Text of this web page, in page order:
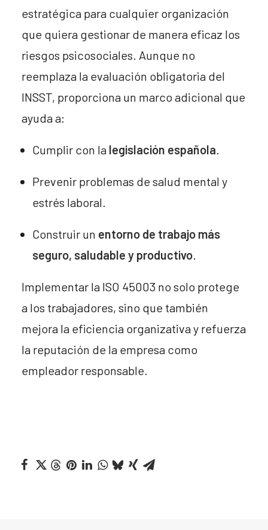
estratégica para cualquier organización
que quiera gestionar de manera eficaz los
riesgos psicosociales. Aunque no
reemplaza la evaluación obligatoria del
INSST, proporciona un marco adicional que
ayuda a:
Cumplir con la legislación española.
Prevenir problemas de salud mental y
estrés laboral.
Construir un entorno de trabajo más
seguro, saludable y productivo.
Implementar la ISO 45003 no solo protege
a los trabajadores, sino que también
mejora la eficiencia organizativa y refuerza
la reputación de la empresa como
empleador responsable.